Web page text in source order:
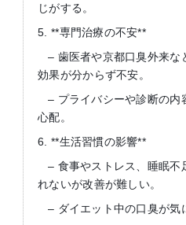
じがする。
5. **専門治療の不安**
– 歯医者や京都口臭外来な
効果が分からず不安。
– プライバシーや診断の内
心配。
6. **生活習慣の影響**
– 食事やストレス、睡眠不
れないが改善が難しい。
– ダイエット中の口臭が気